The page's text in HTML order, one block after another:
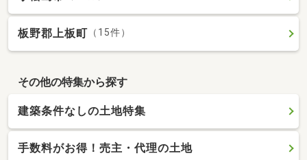
板野郡上板町 （15件）
その他の特集から探す
建築条件なしの土地特集
手数料がお得！売主・代理の土地